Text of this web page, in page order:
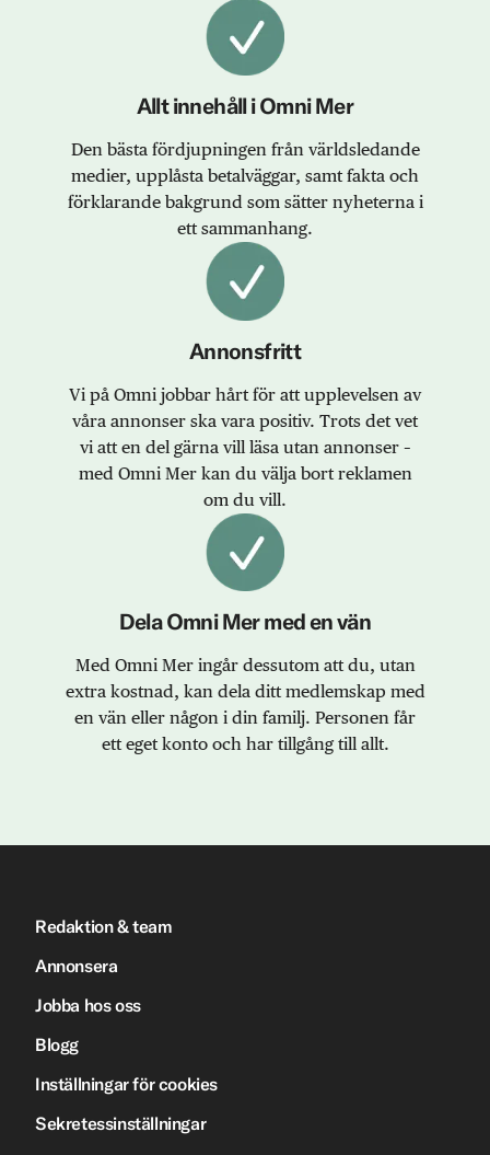
Allt innehåll i Omni Mer
Den bästa fördjupningen från världsledande
medier, upplåsta betalväggar, samt fakta och
förklarande bakgrund som sätter nyheterna i
ett sammanhang.
Annonsfritt
Vi på Omni jobbar hårt för att upplevelsen av
våra annonser ska vara positiv. Trots det vet
vi att en del gärna vill läsa utan annonser –
med Omni Mer kan du välja bort reklamen
om du vill.
Dela Omni Mer med en vän
Med Omni Mer ingår dessutom att du, utan
extra kostnad, kan dela ditt medlemskap med
en vän eller någon i din familj. Personen får
ett eget konto och har tillgång till allt.
Redaktion & team
Annonsera
Jobba hos oss
Blogg
Inställningar för cookies
Sekretessinställningar